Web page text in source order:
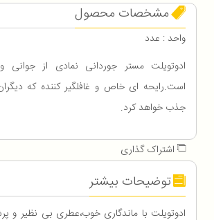
مشخصات محصول
واحد : عدد
ادوتویلت مستر جوردانی نمادی از
است.رایحه ای خاص و غافلگیر کننده که
جذب خواهد کرد.
اشتراک گذاری
توضیحات بیشتر
ادوتویلت با ماندگاری خوب،عطری بی نظیر و